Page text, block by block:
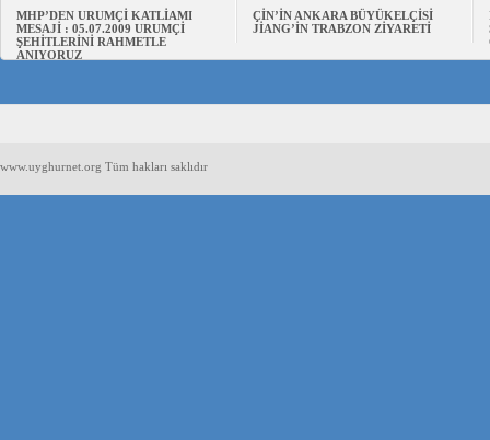
MHP’DEN URUMÇİ KATLİAMI
MESAJİ : 05.07.2009 URUMÇİ
ŞEHİTLERİNİ RAHMETLE
ANIYORUZ
ÇİN’İN ANKARA BÜYÜKELÇİSİ
JİANG’İN TRABZON ZİYARETİ
www.uyghurnet.org Tüm hakları saklıdır